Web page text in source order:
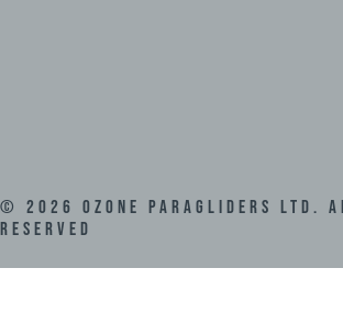
© 2026 Ozone Paragliders LTD.
Reserved